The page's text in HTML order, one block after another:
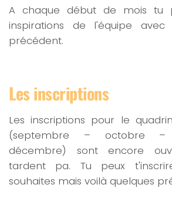
A chaque début de mois tu
inspirations de l'équipe
précédent.
Les inscriptions
Les inscriptions pour le
(septembre – octobre
décembre) sont encore
tardent pa. Tu peux
souhaites mais voilà quelques